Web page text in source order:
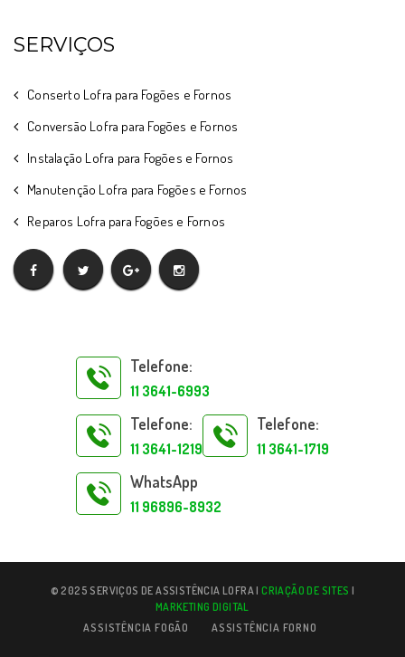
SERVIÇOS
Conserto Lofra para Fogões e Fornos
Conversão Lofra para Fogões e Fornos
Instalação Lofra para Fogões e Fornos
Manutenção Lofra para Fogões e Fornos
Reparos Lofra para Fogões e Fornos
Telefone:
11 3641-6993
Telefone:
11 3641-1219
Telefone:
11 3641-1719
WhatsApp
11 96896-8932
© 2025 SERVIÇOS DE ASSISTÊNCIA LOFRA |CRIAÇÃO DE SITES |
MARKETING DIGITAL
ASSISTÊNCIA FOGÃO
ASSISTÊNCIA FORNO